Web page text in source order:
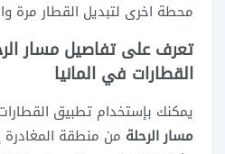
محطة اخرى لتبديل القطار مرة
تعرف على تفاصيل مسار
القطارات في المانيا
يمكنك بإستخدام تطبيق
مسار الرحلة من منطقة